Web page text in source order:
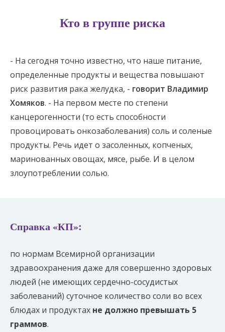
Кто в группе риска
- На сегодня точно известно, что наше питание,
определенные продукты и вещества повышают
риск развития рака желудка, - говорит Владимир
Хомяков. - На первом месте по степени
канцерогенности (то есть способности
провоцировать онкозаболевания) соль и соленые
продукты. Речь идет о засоленных, копченых,
маринованных овощах, мясе, рыбе. И в целом
злоупотреблении солью.
Справка «КП»:
по нормам Всемирной организации
здравоохранения даже для совершенно здоровых
людей (не имеющих сердечно-сосудистых
заболеваний) суточное количество соли во всех
блюдах и продуктах не должно превышать 5
граммов.